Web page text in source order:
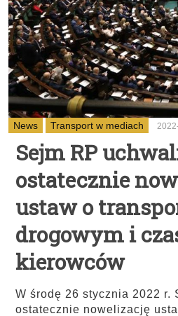
News Transport w mediach
Sejm RP
ostatecznie
ustaw o
drogowym i
kierowców
W środę 26 stycznia 2022 r.
ostatecznie nowelizację